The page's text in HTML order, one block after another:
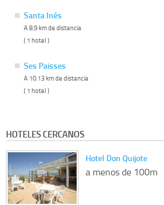
Santa Inés
A 8.9 km de distancia
( 1 hotel )
Ses Paisses
A 10.13 km de distancia
( 1 hotel )
HOTELES CERCANOS
Hotel Don Quijote
a menos de 100m